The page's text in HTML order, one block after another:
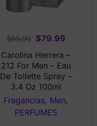
$89.99
Original
price
was:
$89.99.
$79.99Current
is:
$79.99.
Carolina Herrera –
212 For Men – Eau
De Toilette Spray –
3.4 Oz 100ml
Fragancias, Men,
PERFUMES